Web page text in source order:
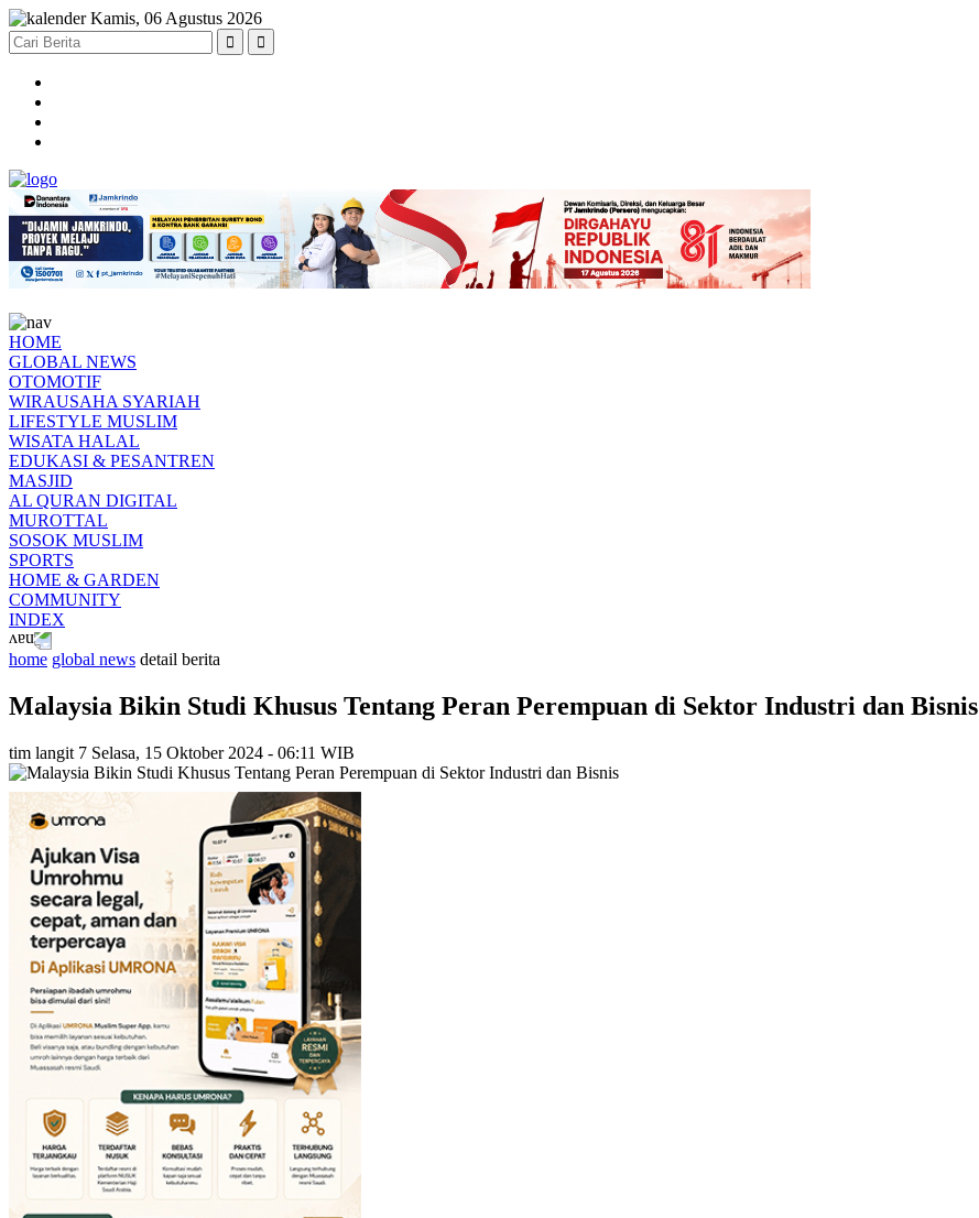
Kamis, 06 Agustus 2026
HOME
GLOBAL NEWS
OTOMOTIF
WIRAUSAHA SYARIAH
LIFESTYLE MUSLIM
WISATA HALAL
EDUKASI & PESANTREN
MASJID
AL QURAN DIGITAL
MUROTTAL
SOSOK MUSLIM
SPORTS
HOME & GARDEN
COMMUNITY
INDEX
home global news detail berita
Malaysia Bikin Studi Khusus Tentang Peran Perempuan di Sektor Industri dan Bisnis
tim langit 7 Selasa, 15 Oktober 2024 - 06:11 WIB